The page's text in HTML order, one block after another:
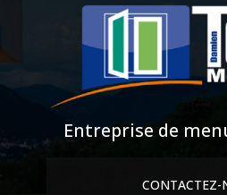
Entreprise de
CONTACTEZ-